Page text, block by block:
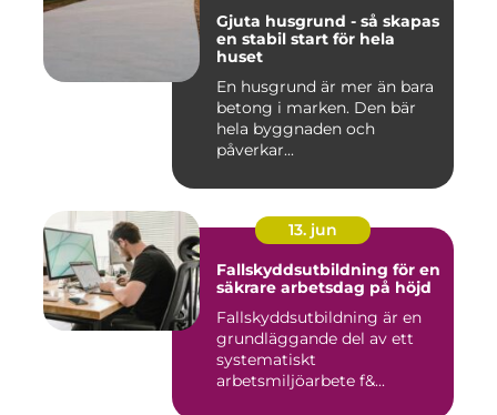
Gjuta husgrund - så skapas
en stabil start för hela
huset
En husgrund är mer än bara
betong i marken. Den bär
hela byggnaden och
påverkar...
13. jun
Fallskyddsutbildning för en
säkrare arbetsdag på höjd
Fallskyddsutbildning är en
grundläggande del av ett
systematiskt
arbetsmiljöarbete f&...